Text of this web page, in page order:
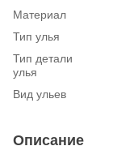
Материал
Тип улья
Тип детали
улья
Вид ульев
Описание